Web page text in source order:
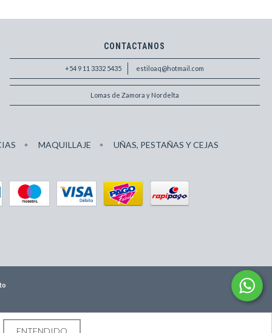
ENTENDIDO
CONTACTANOS
+54 9 11 3332 5435 estiloaq@hotmail.com
Lomas de Zamora y Nordelta
MAQUILLAJE UÑAS, PESTAÑAS Y CEJAS